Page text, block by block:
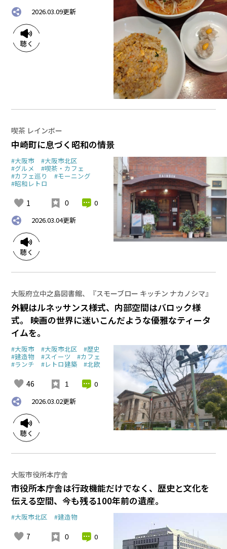
2026.03.09更新
喫茶 レインボー
中崎町に息づく昭和の情景
#大阪市 #大阪市北区
#グルメ #喫茶・カフェ
#カフェ巡り #モーニング
#昭和レトロ
1 0
0
2026.03.04更新
大阪府立中之島図書館、『スモーブロー キッチン ナカノシマ』
外観はルネッサンス様式、内部空間はバロック様
式。 映画の世界に迷いこんだような優雅なティータ
イムを。
#大阪市 #大阪市北区 #歴史
#建造物 #スイーツ #カフェ
#ランチ #レトロ建築 #北欧
46 1
0
2026.03.02更新
大阪市役所本庁舎
市役所本庁舎は行政機能だけでなく、歴史と文化を
伝える空間、今も残る100年前の遺産。
#大阪市北区 #建造物
7 0
0